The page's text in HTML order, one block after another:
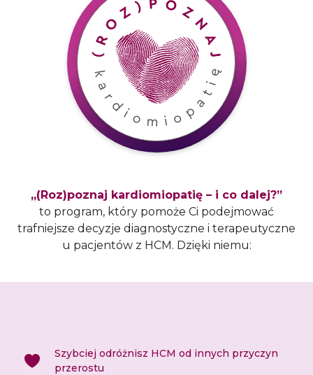
„(Roz)poznaj kardiomiopatię – i co dalej?”
to program, który pomoże Ci podejmować
trafniejsze decyzje diagnostyczne i terapeutyczne
u pacjentów z HCM. Dzięki niemu:
Szybciej odróżnisz HCM od innych przyczyn
przerostu